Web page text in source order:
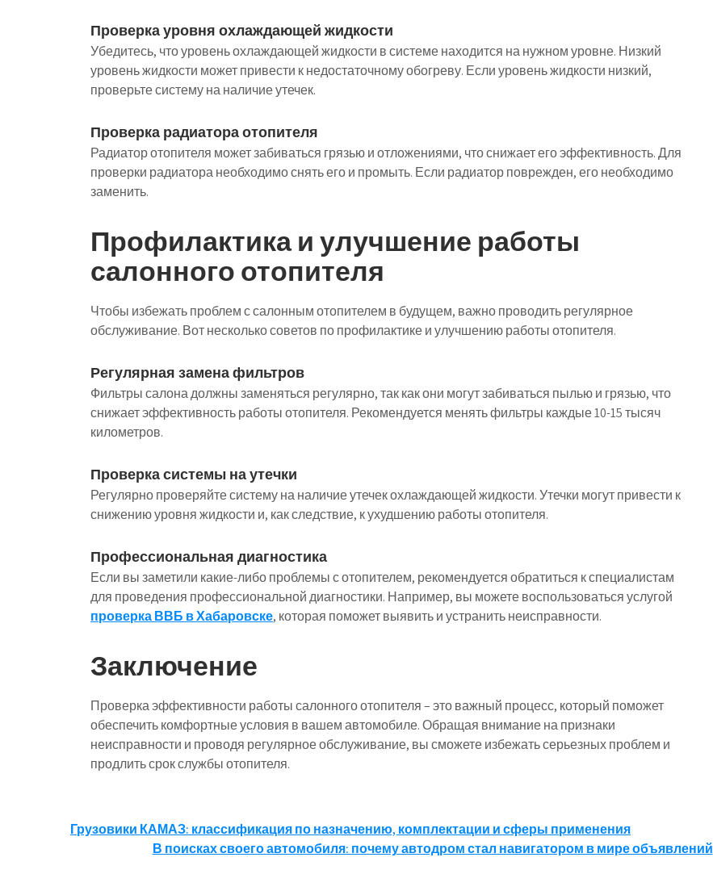
Проверка уровня охлаждающей жидкости
Убедитесь, что уровень охлаждающей жидкости в системе находится на нужном уровне. Низкий
уровень жидкости может привести к недостаточному обогреву. Если уровень жидкости низкий,
проверьте систему на наличие утечек.
Проверка радиатора отопителя
Радиатор отопителя может забиваться грязью и отложениями, что снижает его эффективность. Для
проверки радиатора необходимо снять его и промыть. Если радиатор поврежден, его необходимо
заменить.
Профилактика и улучшение работы
салонного отопителя
Чтобы избежать проблем с салонным отопителем в будущем, важно проводить регулярное
обслуживание. Вот несколько советов по профилактике и улучшению работы отопителя.
Регулярная замена фильтров
Фильтры салона должны заменяться регулярно, так как они могут забиваться пылью и грязью, что
снижает эффективность работы отопителя. Рекомендуется менять фильтры каждые 10-15 тысяч
километров.
Проверка системы на утечки
Регулярно проверяйте систему на наличие утечек охлаждающей жидкости. Утечки могут привести к
снижению уровня жидкости и, как следствие, к ухудшению работы отопителя.
Профессиональная диагностика
Если вы заметили какие-либо проблемы с отопителем, рекомендуется обратиться к специалистам
для проведения профессиональной диагностики. Например, вы можете воспользоваться услугой
проверка ВВБ в Хабаровске, которая поможет выявить и устранить неисправности.
Заключение
Проверка эффективности работы салонного отопителя – это важный процесс, который поможет
обеспечить комфортные условия в вашем автомобиле. Обращая внимание на признаки
неисправности и проводя регулярное обслуживание, вы сможете избежать серьезных проблем и
продлить срок службы отопителя.
Навигация
Грузовики КАМАЗ: классификация по назначению, комплектации и сферы применения
В поисках своего автомобиля: почему автодром стал навигатором в мире объявлений